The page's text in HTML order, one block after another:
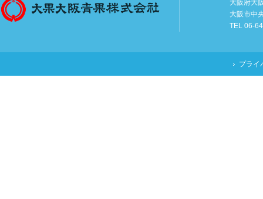
大阪府大
大阪市中
TEL 06-
プライ